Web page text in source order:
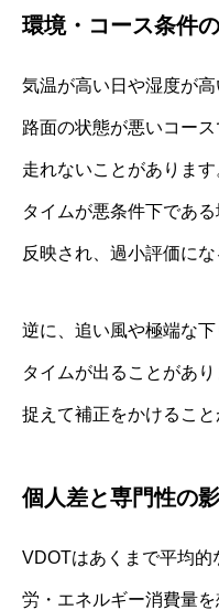
環境・コース条件
気温が高い日や湿度が
路面の状態が悪いコー
走れないことがありま
タイムが悪条件下であ
反映され、過小評価にな
逆に、追い風や極端な
タイムが出ることがあ
捉えて補正をかけること
個人差と専門性の
VDOTはあくまで平均的
労・エネルギー消費量